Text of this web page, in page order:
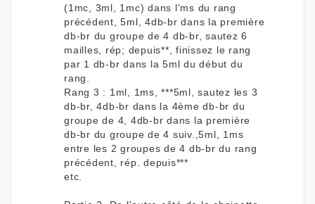
(1mc, 3ml, 1mc) dans l'ms du rang
précédent, 5ml, 4db-br dans la première
db-br du groupe de 4 db-br, sautez 6
mailles, rép; depuis**, finissez le rang
par 1 db-br dans la 5ml du début du
rang.
Rang 3 : 1ml, 1ms, ***5ml, sautez les 3
db-br, 4db-br dans la 4ème db-br du
groupe de 4, 4db-br dans la première
db-br du groupe de 4 suiv.,5ml, 1ms
entre les 2 groupes de 4 db-br du rang
précédent, rép. depuis***
etc.